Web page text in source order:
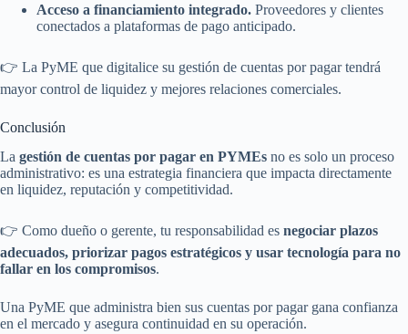
Acceso a financiamiento integrado. Proveedores y clientes
conectados a plataformas de pago anticipado.
👉 La PyME que digitalice su gestión de cuentas por pagar tendrá
mayor control de liquidez y mejores relaciones comerciales.
Conclusión
La gestión de cuentas por pagar en PYMEs no es solo un proceso
administrativo: es una estrategia financiera que impacta directamente
en liquidez, reputación y competitividad.
👉 Como dueño o gerente, tu responsabilidad es negociar plazos
adecuados, priorizar pagos estratégicos y usar tecnología para no
fallar en los compromisos.
Una PyME que administra bien sus cuentas por pagar gana confianza
en el mercado y asegura continuidad en su operación.